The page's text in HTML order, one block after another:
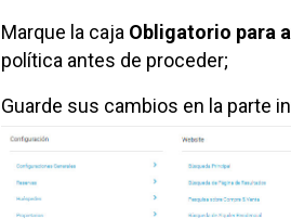
Marque la caja Obligatorio para
política antes de proceder;
Guarde sus cambios en la parte